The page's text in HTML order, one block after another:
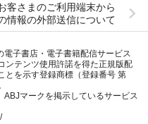
客さまのご利用端末から
情報の外部送信について
電子書店・電子書籍配信サービス
ンテンツ使用許諾を得た正規版配
とを示す登録商標（登録番号 第
ABJマークを掲示しているサービス